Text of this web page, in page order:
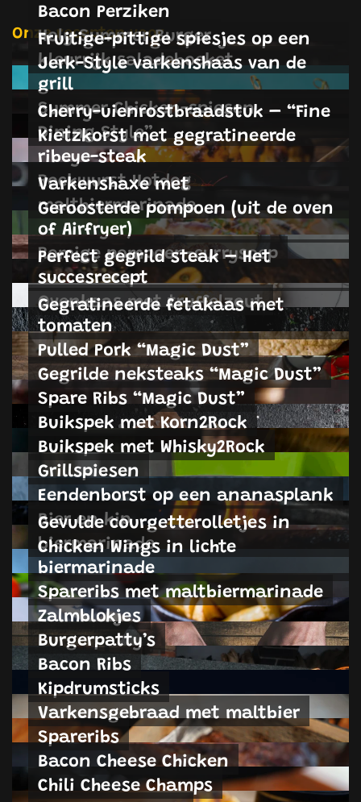
Onze recepten voor
Bacon Perziken
Holy Summer Burger
Fruitige-pittige spiesjes op een
kleurrijk saladeboeket
Jerk-Style varkenshaas van de
grill
Summer Chicken-spiesen
Cherry-uienrostbraadstuk – “Fine
Dining Style”
Kietzkorst met gegratineerde
ribeye-steak
Rockwurst Hotdog
Varkenshaxe met
maltbiermarinade
Geroosterde pompoen (uit de oven
of Airfryer)
Romige pompoen-currysoep
Perfect gegrild steak – Het
succesrecept
Ovenkaas met truffelzout
Gegratineerde fetakaas met
tomaten
Pulled Pork “Magic Dust”
Gegrilde neksteaks “Magic Dust”
Spare Ribs “Magic Dust”
Buikspek met Korn2Rock
Buikspek met Whisky2Rock
Grillspiesen
Eendenborst op een ananasplank
Bier en kip
Gevulde courgetterolletjes in
biermarinade
Chicken Wings in lichte
biermarinade
Spareribs met maltbiermarinade
Zalmblokjes
Burgerpatty’s
Bacon Ribs
Kipdrumsticks
Varkensgebraad met maltbier
Spareribs
Bacon Cheese Chicken
Chili Cheese Champs